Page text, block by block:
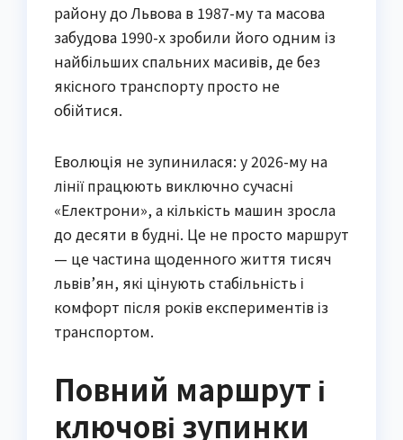
району до Львова в 1987-му та масова
забудова 1990-х зробили його одним із
найбільших спальних масивів, де без
якісного транспорту просто не
обійтися.
Еволюція не зупинилася: у 2026-му на
лінії працюють виключно сучасні
«Електрони», а кількість машин зросла
до десяти в будні. Це не просто маршрут
— це частина щоденного життя тисяч
львів’ян, які цінують стабільність і
комфорт після років експериментів із
транспортом.
Повний маршрут і
ключові зупинки